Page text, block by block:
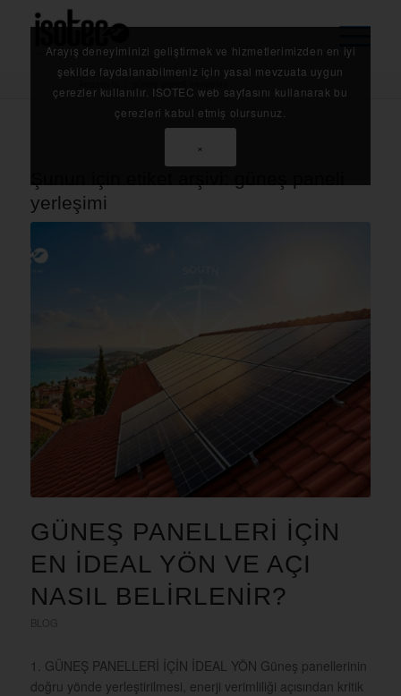
Anasayfa güneş paneli yerleşimi
yerleşimi
GÜNEŞ PANELLERI İÇIN
EN İDEAL YÖN VE AÇI
NASIL BELİRLENİR?
1. GÜNEŞ PANELLERİ İÇİN İDEAL YÖN Güneş panellerinin
doğru yönde yerleştirilmesi, enerji verimliliği açısından kritik
Arayış deneyiminizi geliştirmek ve hizmetlerimizden en iyi
şekilde faydalanabilmeniz için yasal mevzuata uygun
çerezler kullanılır. ISOTEC web sayfasını kullanarak bu
çerezleri kabul etmiş olursunuz.
×